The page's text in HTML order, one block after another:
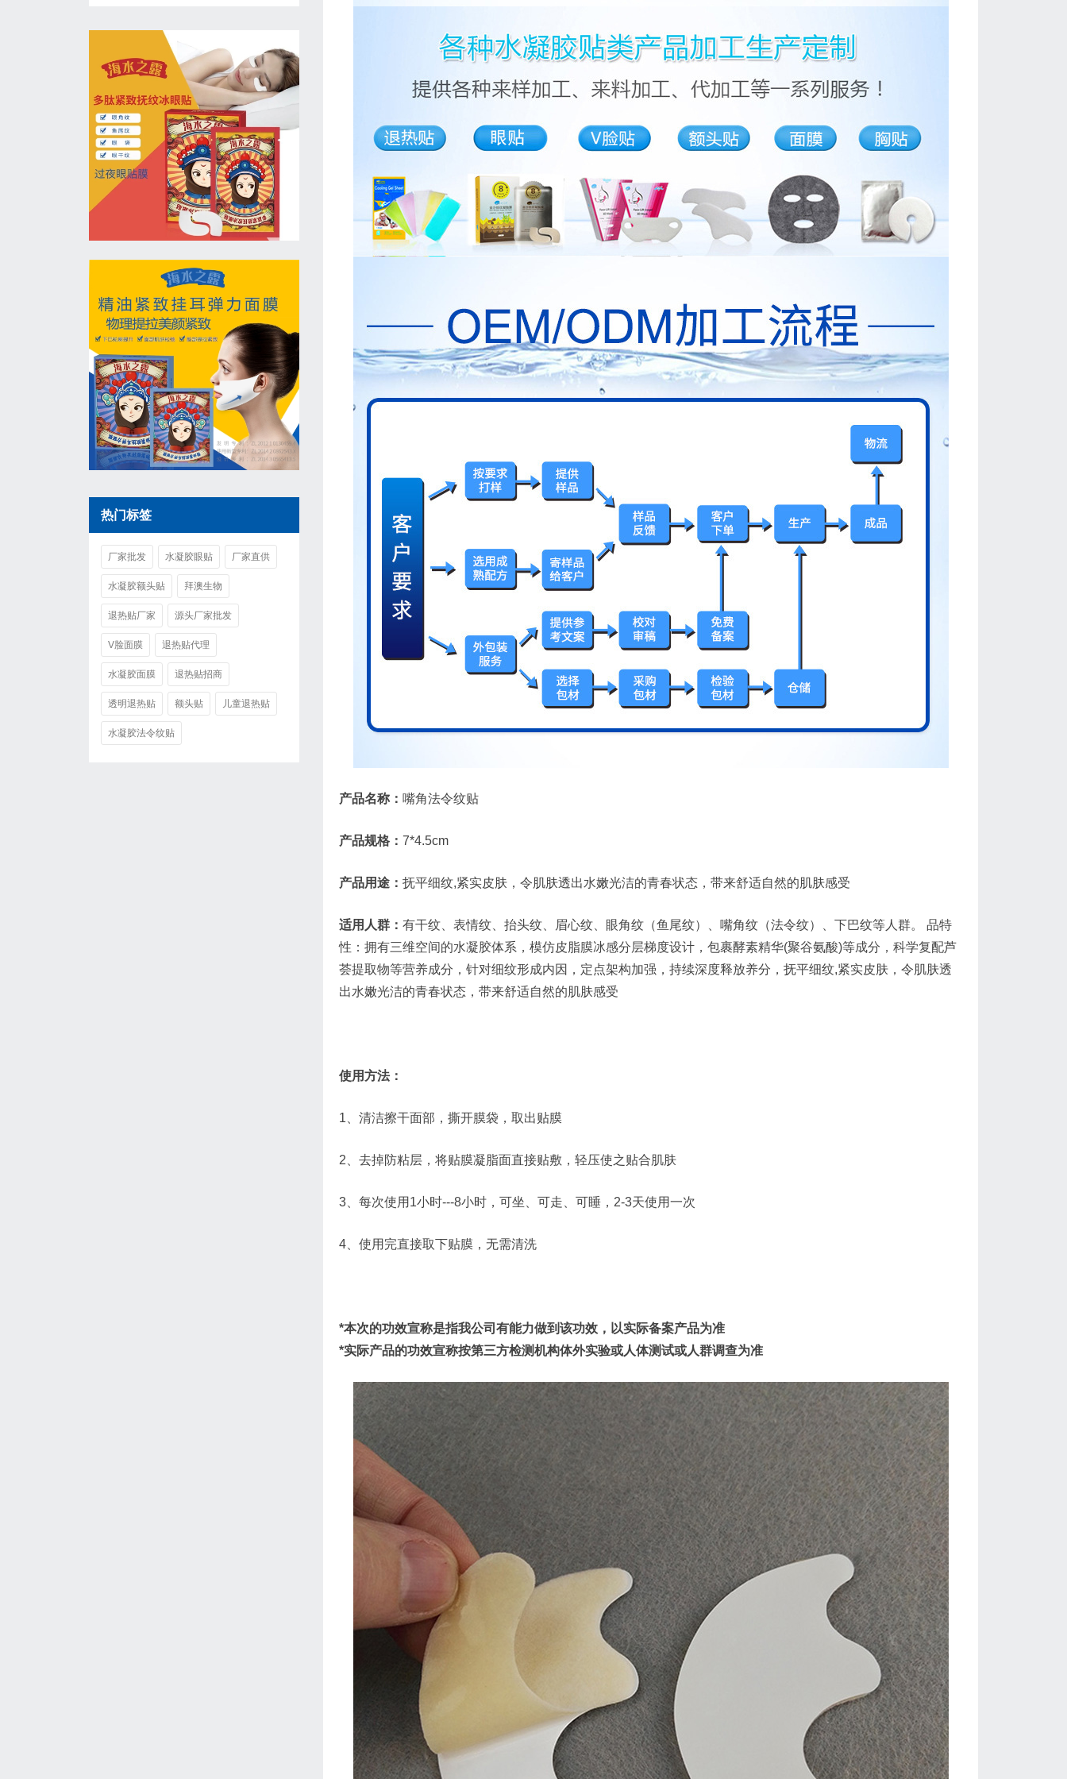
产品名称： 嘴角法令纹贴
产品规格： 7*4.5cm
产品用途： 抚平细纹,紧实皮肤，令肌肤透出水嫩光洁的青春状态，带来舒适自然的肌肤感受
适用人群： 有干纹、表情纹、抬头纹、眉心纹、眼角纹（鱼尾纹）、嘴角纹（法令纹）、下巴纹等人群。 品特
性：拥有三维空间的水凝胶体系，模仿皮脂膜冰感分层梯度设计，包裹酵素精华(聚谷氨酸)等成分，科学复配芦
荟提取物等营养成分，针对细纹形成内因，定点架构加强，持续深度释放养分，抚平细纹,紧实皮肤，令肌肤透
出水嫩光洁的青春状态，带来舒适自然的肌肤感受
使用方法：
1、清洁擦干面部，撕开膜袋，取出贴膜
2、去掉防粘层，将贴膜凝脂面直接贴敷，轻压使之贴合肌肤
3、每次使用1小时---8小时，可坐、可走、可睡，2-3天使用一次
4、使用完直接取下贴膜，无需清洗
*本次的功效宣称是指我公司有能力做到该功效，以实际备案产品为准
*实际产品的功效宣称按第三方检测机构体外实验或人体测试或人群调查为准
热门标签
厂家批发 水凝胶眼贴 厂家直供
水凝胶额头贴 拜澳生物
退热贴厂家 源头厂家批发
V脸面膜 退热贴代理
水凝胶面膜 退热贴招商
透明退热贴 额头贴 儿童退热贴
水凝胶法令纹贴